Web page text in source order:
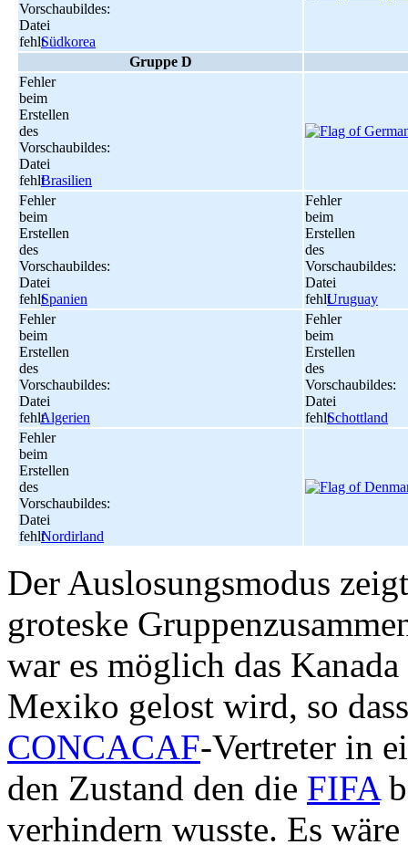
Vorschaubildes:
Datei
fehltSüdkorea
Gruppe D
Fehler
beim
Erstellen
des
Vorschaubildes:
Datei
fehltBrasilien
Fehler
beim
Erstellen
des
Vorschaubildes:
Datei
fehltSpanien
Fehler
beim
Erstellen
des
Vorschaubildes:
Datei
fehltUruguay
Fehler
beim
Erstellen
des
Vorschaubildes:
Datei
fehltAlgerien
Fehler
beim
Erstellen
des
Vorschaubildes:
Datei
fehltSchottland
Fehler
beim
Erstellen
des
Vorschaubildes:
Datei
fehltNordirland
Der Auslosungsmodus
groteske
war es möglich das
Mexiko gelost wird, so
CONCACAF-Vertreter in
den Zustand den die FIFA
verhindern wusste. Es